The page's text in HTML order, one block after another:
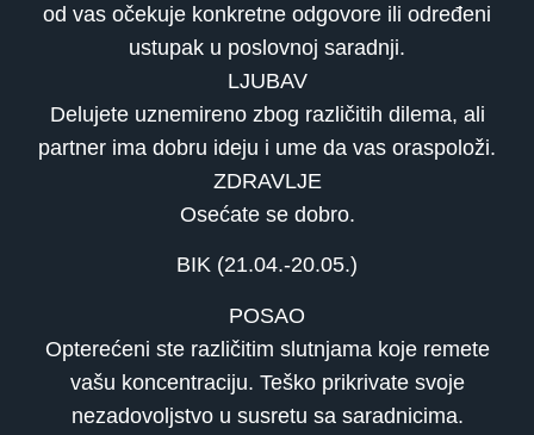
od vas očekuje konkretne odgovore ili određeni
ustupak u poslovnoj saradnji.
LJUBAV
Delujete uznemireno zbog različitih dilema, ali
partner ima dobru ideju i ume da vas oraspoloži.
ZDRAVLJE
Osećate se dobro.
BIK (21.04.-20.05.)
POSAO
Opterećeni ste različitim slutnjama koje remete
vašu koncentraciju. Teško prikrivate svoje
nezadovoljstvo u susretu sa saradnicima.